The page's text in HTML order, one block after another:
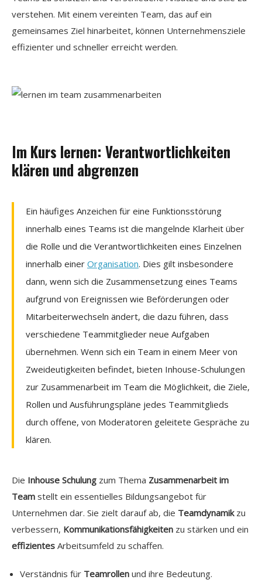
verstehen. Mit einem vereinten Team, das auf ein
gemeinsames Ziel hinarbeitet, können Unternehmensziele
effizienter und schneller erreicht werden.
Im Kurs lernen: Verantwortlichkeiten
klären und abgrenzen
Ein häufiges Anzeichen für eine Funktionsstörung
innerhalb eines Teams ist die mangelnde Klarheit über
die Rolle und die Verantwortlichkeiten eines Einzelnen
innerhalb einer Organisation. Dies gilt insbesondere
dann, wenn sich die Zusammensetzung eines Teams
aufgrund von Ereignissen wie Beförderungen oder
Mitarbeiterwechseln ändert, die dazu führen, dass
verschiedene Teammitglieder neue Aufgaben
übernehmen. Wenn sich ein Team in einem Meer von
Zweideutigkeiten befindet, bieten Inhouse-Schulungen
zur Zusammenarbeit im Team die Möglichkeit, die Ziele,
Rollen und Ausführungspläne jedes Teammitglieds
durch offene, von Moderatoren geleitete Gespräche zu
klären.
Die Inhouse Schulung zum Thema Zusammenarbeit im
Team stellt ein essentielles Bildungsangebot für
Unternehmen dar. Sie zielt darauf ab, die Teamdynamikzu
verbessern, Kommunikationsfähigkeiten zu stärken und ein
effizientes Arbeitsumfeld zu schaffen.
Verständnis für Teamrollen und ihre Bedeutung.